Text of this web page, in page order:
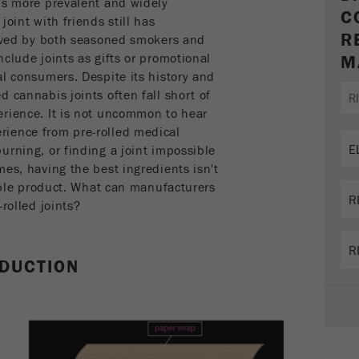
Scopo
Questo cookie è il cookie delle informazioni dei visitatori.
Contiene tutte le informazioni sulla visita in corso, anche
quelle che sono state trasmesse attraverso i parametri di
monitoraggio della campagna. Questo cookie memorizza
anche se lorigine dell'ultima visita del visitatore è diversa
da quella attuale. Se non è possibile determinare l'origine
del visitatore, il cookie non viene modificato. In questo
modo Google Analytics può associare le informazioni del
visitatore, come le conversioni e le transazioni di e-
commerce, ad un'origine. Il cookie però non contiene
informazioni storiche sulle fonti dei visitatori passati.
Ciclo di
Google Tag Manager Google
more prevalent and widely
joint with friends still has
by both seasoned smokers and
joints as gifts or promotional
consumers. Despite its history and
cannabis joints often fall short of
It is not uncommon to hear
from pre-rolled medical
or finding a joint impossible
having the best ingredients isn't
product. What can manufacturers
rolled joints?